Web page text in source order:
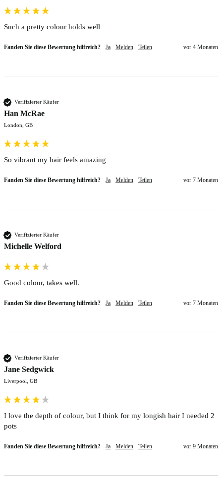
Such a pretty colour holds well
Fanden Sie diese Bewertung hilfreich? Ja Melden Teilen vor 4 Monaten
Verifizierter Käufer
Han McRae
London, GB
So vibrant my hair feels amazing
Fanden Sie diese Bewertung hilfreich? Ja Melden Teilen vor 7 Monaten
Verifizierter Käufer
Michelle Welford
Good colour, takes well.
Fanden Sie diese Bewertung hilfreich? Ja Melden Teilen vor 7 Monaten
Verifizierter Käufer
Jane Sedgwick
Liverpool, GB
I love the depth of colour, but I think for my longish hair I needed 2
pots
Fanden Sie diese Bewertung hilfreich? Ja Melden Teilen vor 9 Monaten